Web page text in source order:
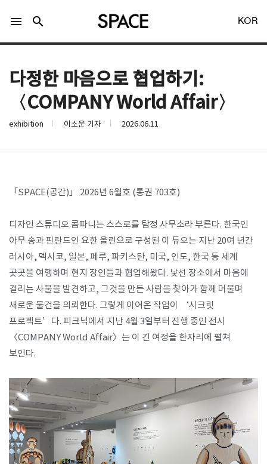
Naver 로그인
SPACE 소개
공지사항
기사문의
광고문의
menu search KOR
다정한 마음으로 협업하기:
〈COMPANY World Affair〉
exhibition 이소운 기자 2026.06.11
「SPACE(공간)」 2026년 6월호 (통권 703호)
디자인 스튜디오 콤파니는 스스로를 탐정 사무소라 부른다. 한국인
아무 송과 핀란드인 요한 올린으로 구성된 이 듀오는 지난 20여 년간
러시아, 멕시코, 일본, 페루, 파키스탄, 미국, 인도, 한국 등 세계
곳곳을 여행하며 현지 장인들과 협업해왔다. 낯선 장소에서 마음에
걸리는 사물을 발견하고, 그것을 만든 사람을 찾아가 함께 머물며
새로운 물건을 의뢰한다. 그렇게 이어온 작업이 ‘시크릿
프로젝트’다. 피크닉에서 지난 4월 3일부터 진행 중인 전시
〈COMPANY World Affair〉는 이 긴 여정을 한자리에 펼쳐
보인다. ​